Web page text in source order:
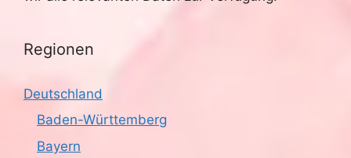
Regionen
Deutschland
Baden-Württemberg
Bayern